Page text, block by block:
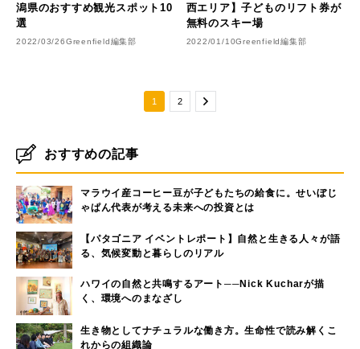
潟県のおすすめ観光スポット10
選
2022/03/26Greenfield編集部
西エリア】子どものリフト券が
無料のスキー場
2022/01/10Greenfield編集部
1 2
おすすめの記事
マラウイ産コーヒー豆が子どもたちの給食に。せいぼじ
ゃぱん代表が考える未来への投資とは
【パタゴニア イベントレポート】自然と生きる人々が語
る、気候変動と暮らしのリアル
ハワイの自然と共鳴するアート──Nick Kucharが描
く、環境へのまなざし
生き物としてナチュラルな働き方。生命性で読み解くこ
れからの組織論